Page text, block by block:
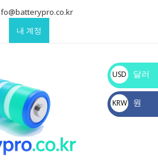
내 계정
USD
$
달러
KRW
₩
원